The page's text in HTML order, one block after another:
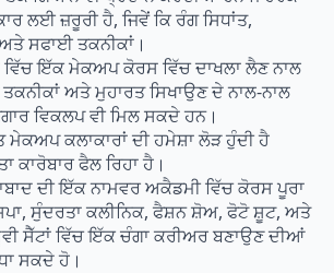
ਲਈ ਜ਼ਰੂਰੀ ਹੈ, ਜਿਵੇਂ ਕਿ ਰੰਗ ਸਿਧਾਂਤ,
ਸਫਾਈ ਤਕਨੀਕਾਂ।
ਵਿੱਚ ਇੱਕ ਮੇਕਅਪ ਕੋਰਸ ਵਿੱਚ ਦਾਖਲਾ ਲੈਣ ਨਾਲ
ਅਤੇ ਮੁਹਾਰਤ ਸਿਖਾਉਣ ਦੇ ਨਾਲ-ਨਾਲ
ਵਿਕਲਪ ਵੀ ਮਿਲ ਸਕਦੇ ਹਨ।
ਮੇਕਅਪ ਕਲਾਕਾਰਾਂ ਦੀ ਹਮੇਸ਼ਾ ਲੋੜ ਹੁੰਦੀ ਹੈ
ਕਾਰੋਬਾਰ ਫੈਲ ਰਿਹਾ ਹੈ।
ਦੀ ਇੱਕ ਨਾਮਵਰ ਅਕੈਡਮੀ ਵਿੱਚ ਕੋਰਸ ਪੂਰਾ
ਸੁੰਦਰਤਾ ਕਲੀਨਿਕ, ਫੈਸ਼ਨ ਸ਼ੋਅ, ਫੋਟੋ ਸ਼ੂਟ, ਅਤੇ
ਸੈੱਟਾਂ ਵਿੱਚ ਇੱਕ ਚੰਗਾ ਕਰੀਅਰ ਬਣਾਉਣ ਦੀਆਂ
ਸਕਦੇ ਹੋ।